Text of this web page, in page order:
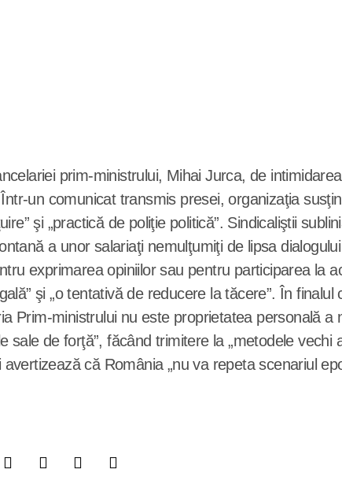
un comunicat transmis presei, organizaţia
şi „practică de poliţie politică”. Sindicaliştii
a unor salariaţi nemulţumiţi de lipsa
exprimarea opiniilor sau pentru participarea la
şi „o tentativă de reducere la tăcere”. În finalul
Prim-ministrului nu este proprietatea personală a
de forţă”, făcând trimitere la „metodele vechi
că România „nu va repeta scenariul